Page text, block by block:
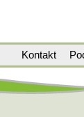
Kontakt